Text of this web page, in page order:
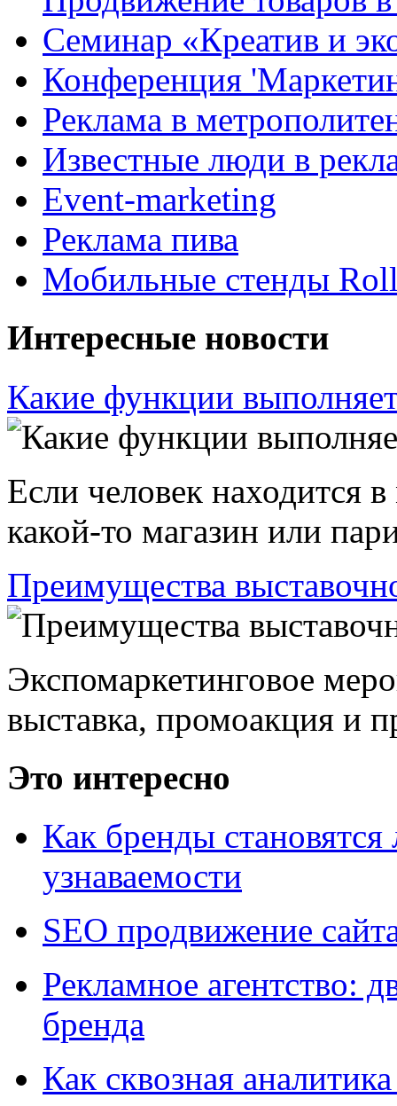
Семинар «Креатив и
Конференция
Реклама в
Известные люди в
Event-marketing
Реклама пива
Мобильные стенды
Интересные новости
Какие функции
Если человек находится
какой-то магазин или
Преимущества
Экспомаркетинговое
выставка, промоакция и
Это интересно
Как бренды
узнаваемости
SEO продвижение
Рекламное агентство:
бренда
Как сквозная